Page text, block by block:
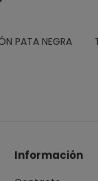
PATA NEGRA
Información